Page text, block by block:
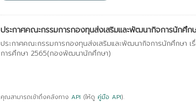
ประกาศคณะกรรมการกองทุนส่งเสริมและพัฒนากิจการนักศึก
ประกาศคณะกรรมการกองทุนส่งเสริมและพัฒนากิจการนักศึกษา เ
การศึกษา 2565(กองพัฒนานักศึกษา)
คุณสามารถเข้าถึงคลังทาง API (ให้ดู คู่มือ API).